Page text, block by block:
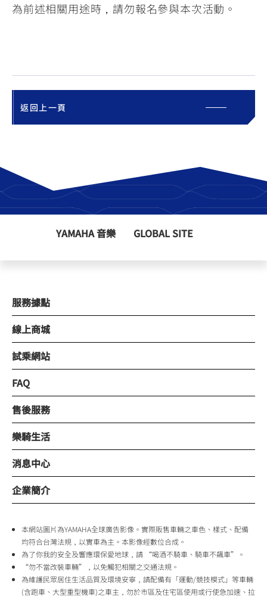
為前述相關用途時，請勿報名參與本次活動。
返回上一頁
YAMAHA 音樂 GLOBAL SITE
服務據點
線上商城
試乘網站
FAQ
售後服務
樂騎生活
消息中心
企業簡介
本網站圖片為YAMAHA全球廣告影像。實際販售車輛之車色、樣式、配備
均符合台灣法規，以實車為主。本影像經數位合成。
為了你我的安全及響應環保愛地球，請 “喝酒不騎車、騎車不飆車”。
“勿不當改裝車輛”，以免觸犯相關之交通法規。
為維護民眾居住生活品質及環境安寧，請配備有「運動/競技模式」等車輛
(含跑車、大型重型機車)之車主，勿於市區及住宅區使用或行使急加速、拉